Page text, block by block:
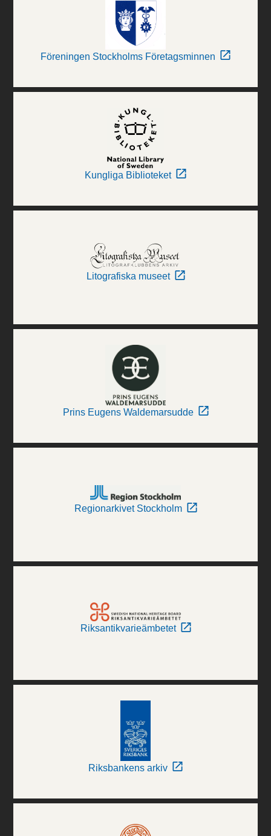
Föreningen Stockholms Företagsminnen
Kungliga Biblioteket
Litografiska museet
Prins Eugens Waldemarsudde
Regionarkivet Stockholm
Riksantikvarieämbetet
Riksbankens arkiv